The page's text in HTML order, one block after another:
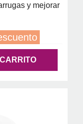
y mejorar